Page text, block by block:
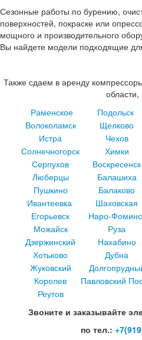
Сезонные работы по бурению,
поверхностей, покраске или
мощного и производительного
Вы найдете модели подходящие
Также сдаем в аренду
области,
Раменское
Подольск
Волоколамск
Щелково
Истра
Чехов
Солнечногорск
Химки
Серпухов
Воскресенск
Люберцы
Балашиха
Пушкино
Балаково
Ивантеевка
Шаховская
Егорьевск
Наро-
Можайск
Руза
Дзержинский
Нахабино
Хотьково
Дубна
Жуковский
Королев
Павловский
Реутов
Звоните и заказывайте
по тел.: